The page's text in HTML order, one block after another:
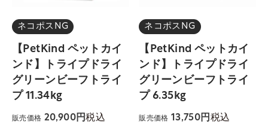
ネコポスNG
【PetKind ペットカイ
ンド】トライプドライ
グリーンビーフトライ
プ 11.34kg
販売価格 20,900 税込
ネコポスNG
【PetKind ペットカイ
ンド】トライプドライ
グリーンビーフトライ
プ 6.35kg
販売価格 13,750 税込